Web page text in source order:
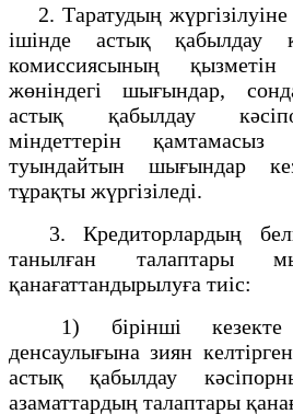
2. Таратудың жүргiзiлуiне
iшiнде астық қабылдау
комиссиясының
жөнiндегi шығындар,
астық қабылдау
мiндеттерiн қамтамасыз
туындайтын шығындар
тұрақты жүргiзiледi.
3. Кредиторлардың
танылған талаптары
қанағаттандырылуға тиiс:
1) бiрiншi кезекте
денсаулығына зиян
астық қабылдау
азаматтардың талаптары